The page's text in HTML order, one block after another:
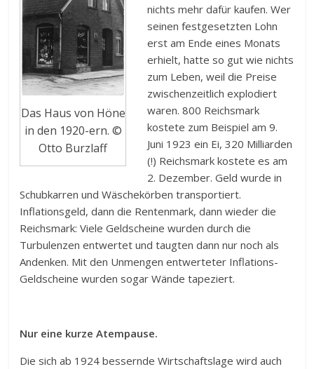
Das Haus von Höne
in den 1920-ern. ©
Otto Burzlaff
nichts mehr dafür kaufen. Wer
seinen festgesetzten Lohn
erst am Ende eines Monats
erhielt, hatte so gut wie nichts
zum Leben, weil die Preise
zwischenzeitlich explodiert
waren. 800 Reichsmark
kostete zum Beispiel am 9.
Juni 1923 ein Ei, 320 Milliarden
(!) Reichsmark kostete es am
2. Dezember. Geld wurde in
Schubkarren und Wäschekörben transportiert.
Inflationsgeld, dann die Rentenmark, dann wieder die
Reichsmark: Viele Geldscheine wurden durch die
Turbulenzen entwertet und taugten dann nur noch als
Andenken. Mit den Unmengen entwerteter Inflations-
Geldscheine wurden sogar Wände tapeziert.
Nur eine kurze Atempause.
Die sich ab 1924 bessernde Wirtschaftslage wird auch